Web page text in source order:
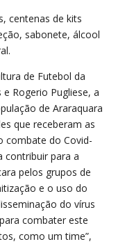
centenas de kits
sabonete, álcool
de Futebol da
Rogerio Pugliese, a
de Araraquara
que receberam as
combate do Covid-
contribuir para a
pelos grupos de
e o uso do
do vírus
combater este
como um time”,